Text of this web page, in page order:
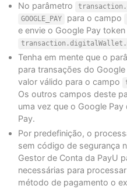
No parâmetro
GOOGLE_PAY para o campo
e envie o Google Pay
Tenha em mente que o
para transações do
valor válido para o campo
Os outros campos deste
uma vez que o Google
Pay.
Por predefinição, o
sem código de segurança
Gestor de Conta da PayU
necessárias para
método de pagamento o